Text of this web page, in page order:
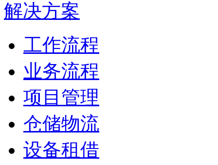
解决方案
工作流程
业务流程
项目管理
仓储物流
设备租借